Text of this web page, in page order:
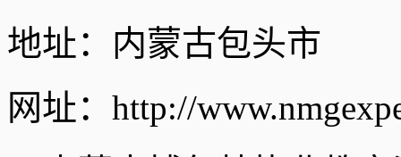
地址：内蒙古包头市
网址：http://